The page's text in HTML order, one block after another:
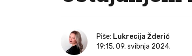
Piše: Lukrecija Žderić
19:15, 09. svibnja 2024.